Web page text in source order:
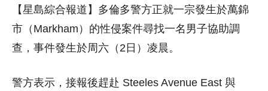
【星島綜合報道】多倫多警方正就一宗發生於萬錦
市（Markham）的性侵案件尋找一名男子協助調
查，事件發生於周六（2日）凌晨。
警方表示，接報後趕赴 Steeles Avenue East 與